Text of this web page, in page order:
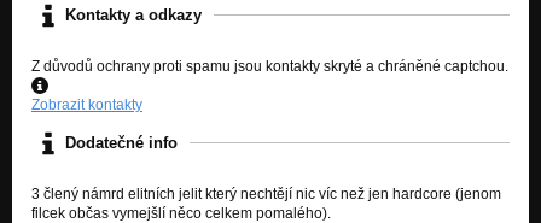
z telefonu
Kontakty a odkazy
Z důvodů ochrany proti spamu jsou kontakty skryté a chráněné captchou.
Zobrazit kontakty
Dodatečné info
3 člený námrd elitních jelit který nechtějí nic víc než jen hardcore (jenom
filcek občas vymejšlí něco celkem pomalého).